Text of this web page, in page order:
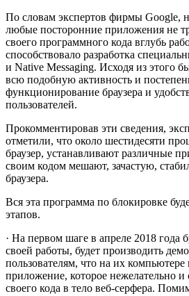
По словам экспертов фирмы Google,
любые посторонние приложения не
своего программного кода вглубь
способствовало разработка
и Native Messaging. Исходя из этого
всю подобную активность и
функционирование браузера и
пользователей.
Прокомментировав эти сведения,
отметили, что около шестидесяти
браузер, устанавливают различные
своим кодом мешают, зачастую,
браузера.
Вся эта программа по блокировке
этапов.
· На первом шаге в апреле 2018 года
своей работы, будет производить
пользователям, что на их компьютере
приложение, которое нежелательно
своего кода в тело веб-серфера.